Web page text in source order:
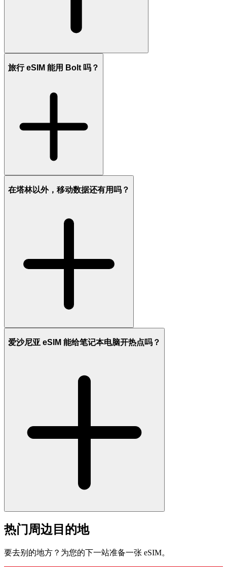
旅行 eSIM 能用 Bolt 吗？
在塔林以外，移动数据还有用吗？
爱沙尼亚 eSIM 能给笔记本电脑开热点吗？
热门周边目的地
要去别的地方？为您的下一站准备一张 eSIM。